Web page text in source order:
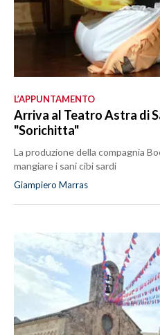
L’APPUNTAMENTO
Arriva al Teatro Astra di
"Sorichitta"
La produzione della compagnia
mangiare i sani cibi sardi
Giampiero Marras